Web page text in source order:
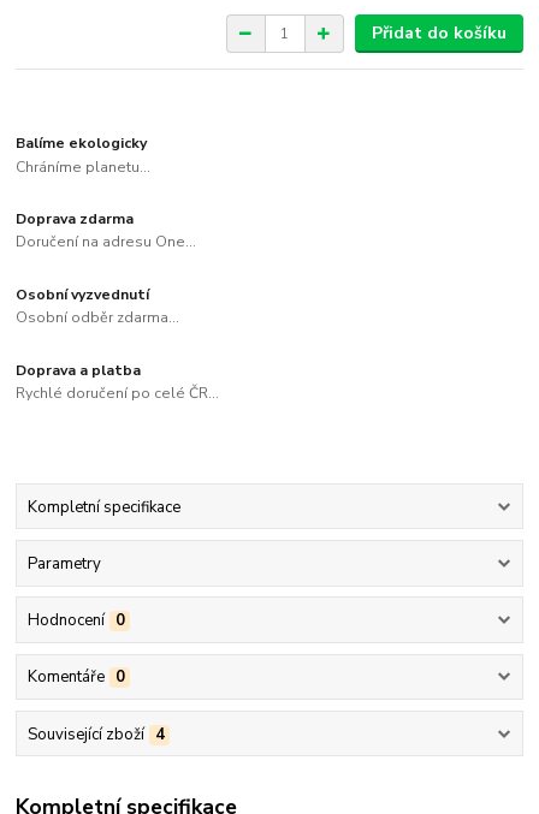
Přidat do košíku
Balíme ekologicky
Chráníme planetu...
Doprava zdarma
Doručení na adresu One...
Osobní vyzvednutí
Osobní odběr zdarma...
Doprava a platba
Rychlé doručení po celé ČR...
Kompletní specifikace
Parametry
Hodnocení 0
Komentáře 0
Související zboží 4
Kompletní specifikace